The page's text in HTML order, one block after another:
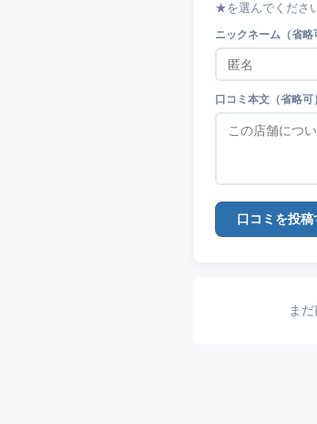
★を選んでくださ
ニックネーム（省略
口コミ本文（省略可）
口コミを投稿
ま